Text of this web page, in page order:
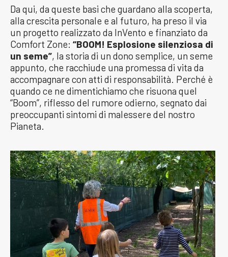
Da qui, da queste basi che guardano alla scoperta,
alla crescita personale e al futuro, ha preso il via
un progetto realizzato da InVento e finanziato da
Comfort Zone: “BOOM! Esplosione silenziosa di
un seme”, la storia di un dono semplice, un seme
appunto, che racchiude una promessa di vita da
accompagnare con atti di responsabilità. Perché è
quando ce ne dimentichiamo che risuona quel
“Boom”, riflesso del rumore odierno, segnato dai
preoccupanti sintomi di malessere del nostro
Pianeta.